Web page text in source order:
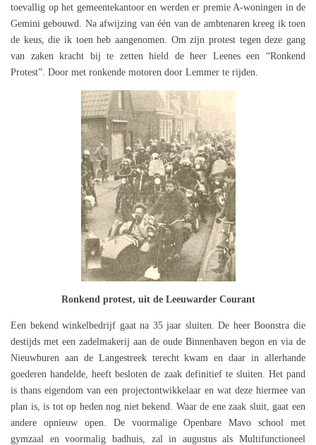
toevallig op het gemeentekantoor en werden er premie A-woningen in de
Gemini gebouwd. Na afwijzing van één van de ambtenaren kreeg ik toen
de keus, die ik toen heb aangenomen. Om zijn protest tegen deze gang
van zaken kracht bij te zetten hield de heer Leenes een “Ronkend
Protest”. Door met ronkende motoren door Lemmer te rijden.
Ronkend protest, uit de Leeuwarder Courant
Een bekend winkelbedrijf gaat na 35 jaar sluiten. De heer Boonstra die
destijds met een zadelmakerij aan de oude Binnenhaven begon en via de
Nieuwburen aan de Langestreek terecht kwam en daar in allerhande
goederen handelde, heeft besloten de zaak definitief te sluiten. Het pand
is thans eigendom van een projectontwikkelaar en wat deze hiermee van
plan is, is tot op heden nog niet bekend. Waar de ene zaak sluit, gaat een
andere opnieuw open. De voormalige Openbare Mavo school met
gymzaal en voormalig badhuis, zal in augustus als Multifunctioneel